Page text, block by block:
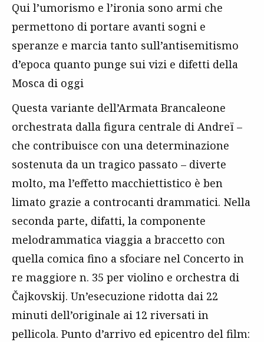
Qui l’umorismo e l’ironia sono armi che
permettono di portare avanti sogni e
speranze e marcia tanto sull’antisemitismo
d’epoca quanto punge sui vizi e difetti della
Mosca di oggi
Questa variante dell’Armata Brancaleone
orchestrata dalla figura centrale di Andreï –
che contribuisce con una determinazione
sostenuta da un tragico passato – diverte
molto, ma l’effetto macchiettistico è ben
limato grazie a controcanti drammatici. Nella
seconda parte, difatti, la componente
melodrammatica viaggia a braccetto con
quella comica fino a sfociare nel Concerto in
re maggiore n. 35 per violino e orchestra di
Čajkovskij. Un’esecuzione ridotta dai 22
minuti dell’originale ai 12 riversati in
pellicola. Punto d’arrivo ed epicentro del film: